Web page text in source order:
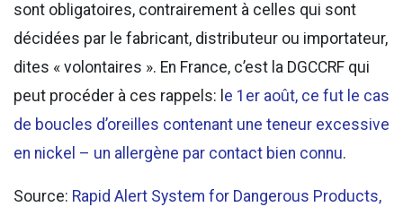
sont obligatoires, contrairement à celles qui sont
décidées par le fabricant, distributeur ou importateur,
dites « volontaires ». En France, c’est la DGCCRF qui
peut procéder à ces rappels: l e 1er août, ce fut le cas
de boucles d’oreilles contenant une teneur excessive
en nickel – un allergène par contact bien connu.
Source: Rapid Alert System for Dangerous Products,